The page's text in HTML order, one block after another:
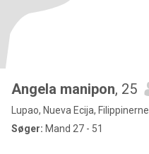
Angela manipon, 25
Lupao, Nueva Ecija, Filippinerne
Søger: Mand 27 - 51